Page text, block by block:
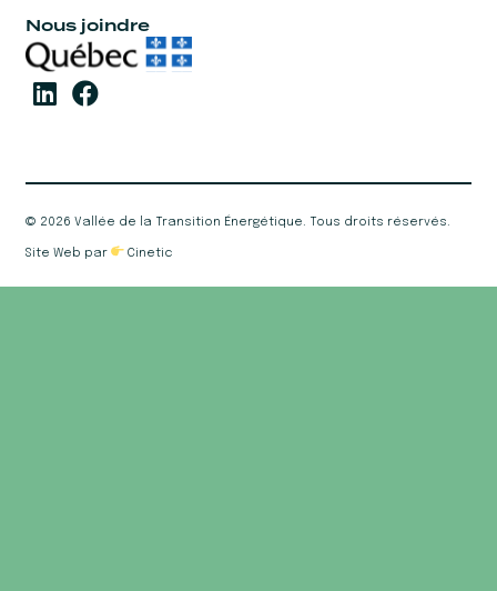
Nous joindre
© 2026 Vallée de la Transition Énergétique. Tous droits réservés.
Site Web par Cinetic